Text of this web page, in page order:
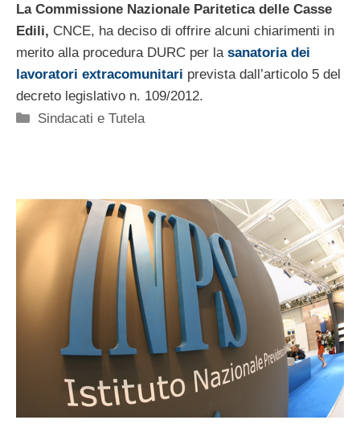
La Commissione Nazionale Paritetica delle Casse
Edili, CNCE, ha deciso di offrire alcuni chiarimenti in
merito alla procedura DURC per la sanatoria dei
lavoratori extracomunitari prevista dall’articolo 5 del
decreto legislativo n. 109/2012.
Categorie
Sindacati e Tutela